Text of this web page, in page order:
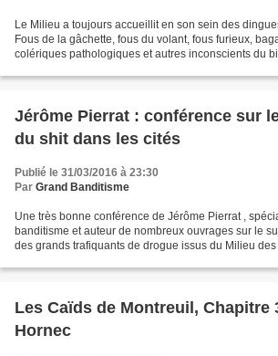
Le Milieu a toujours accueillit en son sein des
Fous de la gâchette, fous du volant, fous furieux,
colériques pathologiques et autres inconscients du
Jérôme Pierrat : conférence sur
du shit dans les cités
Publié le 31/03/2016 à 23:30
Par Grand Banditisme
Une très bonne conférence de Jérôme Pierrat ,
banditisme et auteur de nombreux ouvrages sur le
des grands trafiquants de drogue issus du Milieu
Les Caïds de Montreuil, Chapitre
Hornec